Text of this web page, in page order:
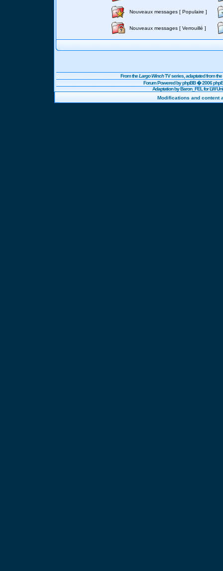
Nouveaux messages [ Populaire ]
Nouveaux messages [ Verrouillé ]
From theLargo WinchTV series, adaptated from
Forum Powered byphpBB� 2006
Adaptation by Baron_FEL for LW
Modifications and content